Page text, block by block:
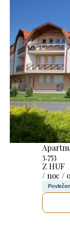
3.753
Z HUF
/ noc /